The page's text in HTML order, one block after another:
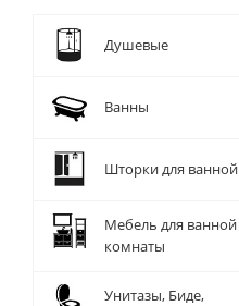
Душевые
Ванны
Шторки для ванной
Мебель для ванной
комнаты
Унитазы, Биде,